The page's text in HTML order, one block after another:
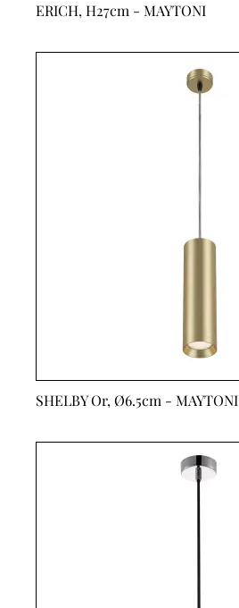
ERICH, H27cm - MAYTONI
SHELBY Or, Ø6.5cm - MAYTONI